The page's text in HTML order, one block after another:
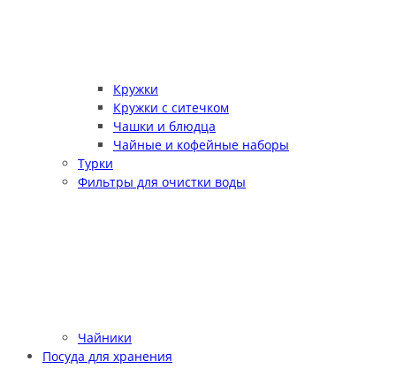
Кружки
Кружки с ситечком
Чашки и блюдца
Чайные и кофейные наборы
Турки
Фильтры для очистки воды
Чайники
Посуда для хранения